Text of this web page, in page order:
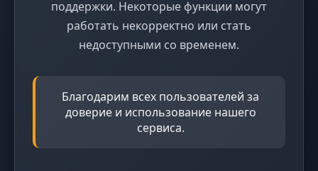
поддержки. Некоторые функции могут
работать некорректно или стать
недоступными со временем.
Благодарим всех пользователей за
доверие и использование нашего
сервиса.